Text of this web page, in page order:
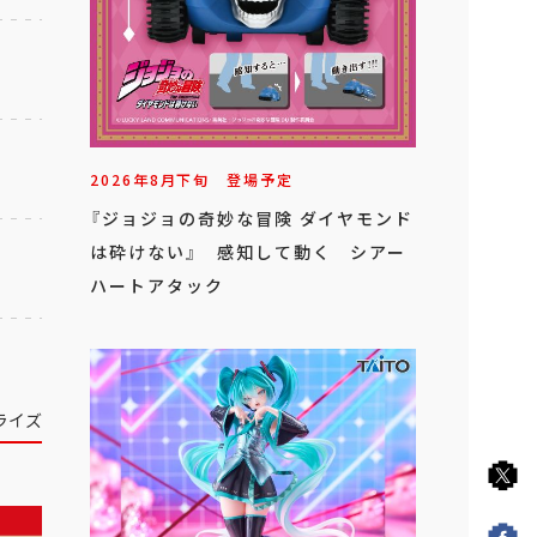
イズ
2026年8月下旬 登場予定
『ジョジョの奇妙な冒険 ダイヤモンド
は砕けない』 感知して動く シアー
ハートアタック